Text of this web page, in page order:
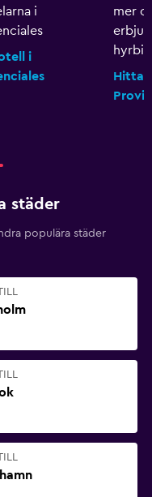
i
i
mer
Hitta
städer
populära städer